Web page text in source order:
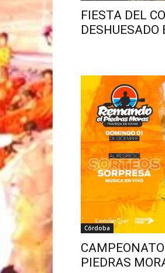
FIESTA DEL
DESHUESADO
Córdoba
PIEDRAS